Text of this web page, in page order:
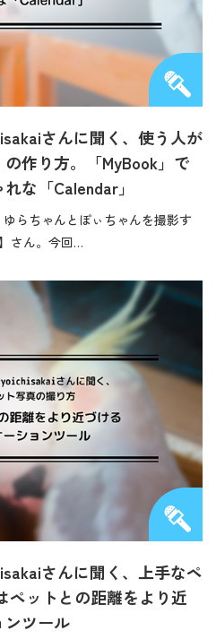
さんに聞く、使う人が
作り方。「MyBook」で
な「Calendar」
らちゃんとぽぃちゃんを撮影す
さん。今回…
さんに聞く、上手なペ
ペットとの距離をより近
ンツール